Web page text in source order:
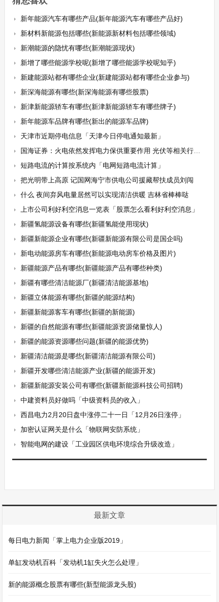
新年能源汽车有哪些产品(新年能源汽车有哪些产品好)
新材料新能源包括哪些(新能源新材料包括哪些领域)
新潮能源的隐忧有哪些(新潮能源现状)
新增了哪些能源学校呢(新增了哪些能源学校呢知乎)
新建能源站都有哪些企业(新建能源站都有哪些企业参与)
新深海能源有哪些(新深海能源有哪些股票)
新津新能源轿车有哪些(新津新能源轿车有哪些牌子)
新年能源车品牌有哪些(新出的能源车品牌)
天津市近期停电信息「天津今日停电通知最新」
国海证券：火电依然发挥电力保供重要作用 光伏等相关行业有望持续景气
短路电流的计算按系统内「电网短路电流计算」
把光明带上高原 记国网海宁市供电公司援藏帮扶成员刘闯
什么 夜间弃风电量居然可以实现清洁供暖 吉林省棒棒哒
上市公司利好利空消息一览表「股票怎么看利好利空消息」
新疆氢能源设备有哪些(新疆氢能使用现状)
新疆新能源企业有哪些(新疆新能源有限公司是国企吗)
新电动能源房车有哪些(新能源电动房车价格及图片)
新疆能源产品有哪些(新疆能源产品有哪些种类)
新疆有哪些清洁能源厂(新疆清洁能源基地)
新疆立体能源有哪些(新疆的能源结构)
新疆新能源客车有哪些(新疆的新能源)
新疆的自然能源有哪些(新疆能源资源储量惊人)
新疆的能源资源哪些问题(新疆的能源优势)
新疆清洁能源是哪些(新疆清洁能源有限公司)
新疆开发哪些清洁能源产业(新疆的能源开发)
新疆新能源安装公司有哪些(新疆新能源科技公司招聘)
中建资料员好做吗「中级资料员的收入」
西昌电力2月20日盘中涨停二十一日「12月26日涨停」
加密认证网关是什么「物联网安防系统」
智能电网的建设「工业园区供电环境综合升级改造」
最新文章
每日电力新闻「掌上电力企业版2019」
单缸发动机百科「发动机1缸失火怎么处理」
新的能源概念股票有哪些(新型能源龙头股)